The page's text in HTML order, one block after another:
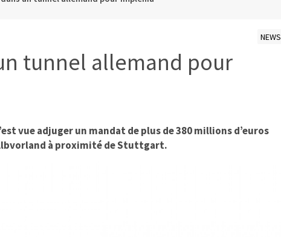
NEWS
tunnel allemand pour
vue adjuger un mandat de plus de 380 millions d’euros
à proximité de Stuttgart.